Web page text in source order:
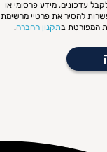
עדכונים, מידע פרסומי או
להסיר את פרטיי מרשימת
המפורטת בתקנון החברה.